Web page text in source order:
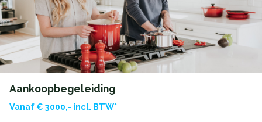
Aankoopbegeleiding
Vanaf € 3000,- incl. BTW*